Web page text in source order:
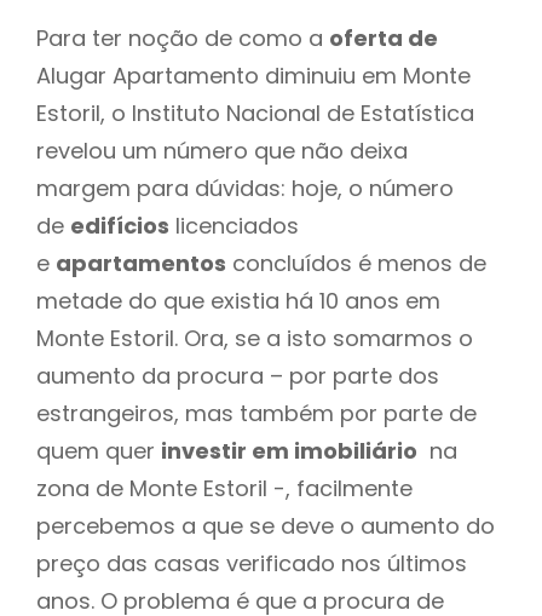
Para ter noção de como a oferta de
Alugar Apartamento diminuiu em Monte
Estoril, o Instituto Nacional de Estatística
revelou um número que não deixa
margem para dúvidas: hoje, o número
de edifícios licenciados
e apartamentos concluídos é menos de
metade do que existia há 10 anos em
Monte Estoril. Ora, se a isto somarmos o
aumento da procura – por parte dos
estrangeiros, mas também por parte de
quem quer investir em imobiliário na
zona de Monte Estoril -, facilmente
percebemos a que se deve o aumento do
preço das casas verificado nos últimos
anos. O problema é que a procura de